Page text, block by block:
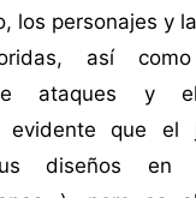
los personajes y
así
ataques y
evidente que el
diseños en